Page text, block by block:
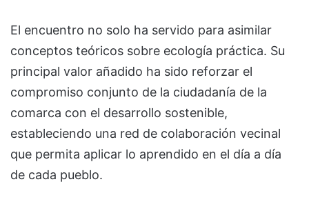
El encuentro no solo ha servido para asimilar
conceptos teóricos sobre ecología práctica. Su
principal valor añadido ha sido reforzar el
compromiso conjunto de la ciudadanía de la
comarca con el desarrollo sostenible,
estableciendo una red de colaboración vecinal
que permita aplicar lo aprendido en el día a día
de cada pueblo.